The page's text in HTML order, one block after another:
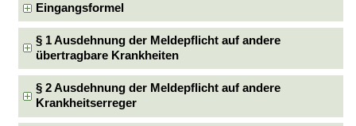
Eingangsformel
§ 1 Ausdehnung der Meldepflicht auf andere
übertragbare Krankheiten
§ 2 Ausdehnung der Meldepflicht auf andere
Krankheitserreger